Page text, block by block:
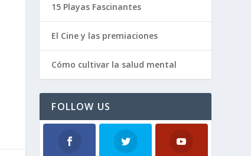
15 Playas Fascinantes
El Cine y las premiaciones
Cómo cultivar la salud mental
FOLLOW US